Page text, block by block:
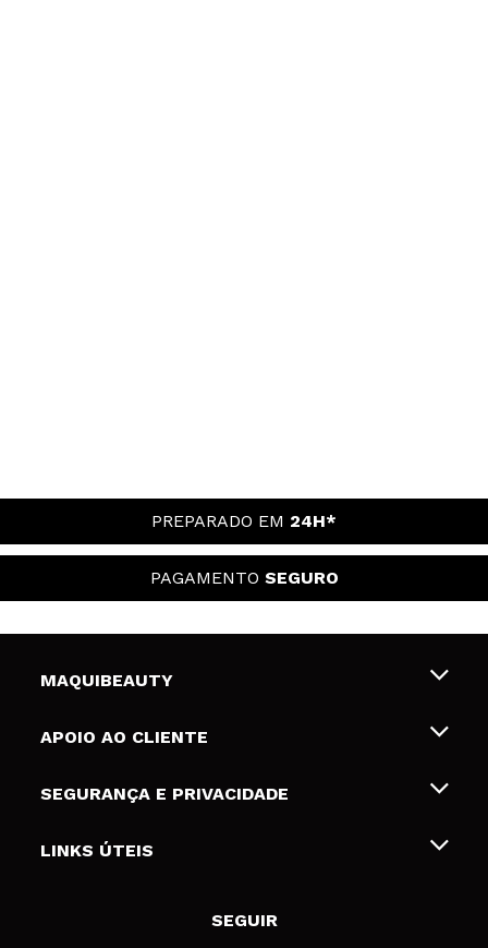
PREPARADO EM 24H*
PAGAMENTO SEGURO
MAQUIBEAUTY
Sobre nós
Gift Cards
APOIO AO CLIENTE
Envios e Devoluções
Formas de pagamento
SEGURANÇA E PRIVACIDADE
Termos e Privacidade
LINKS ÚTEIS
SEGUIR